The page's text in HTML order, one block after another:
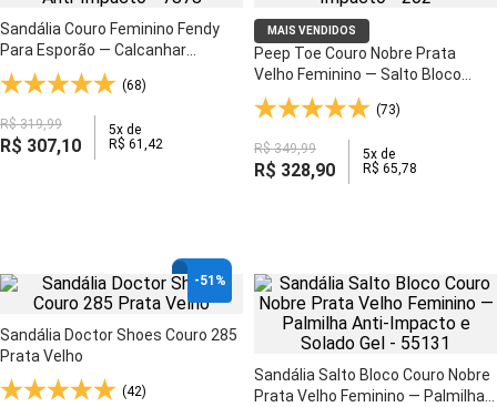
Sandália Couro Feminino Fendy
Para Esporão — Calcanhar
Fechado e Palmilha Anti-Impacto
- 7878
(68)
R$ 319,99
R$ 307,10
5x de
R$ 61 ,42
MAIS VENDIDOS
Peep Toe Couro Nobre Prata
Velho Feminino — Salto Bloco
3,5cm e Palmilha Anti-Impacto -
202
(73)
R$ 349,99
R$ 328,90
5x de
R$ 65,78
-51%
Sandália Doctor Shoes Couro 285
Prata Velho
(42)
Sandália Salto Bloco Couro Nobre
Prata Velho Feminino — Palmilha